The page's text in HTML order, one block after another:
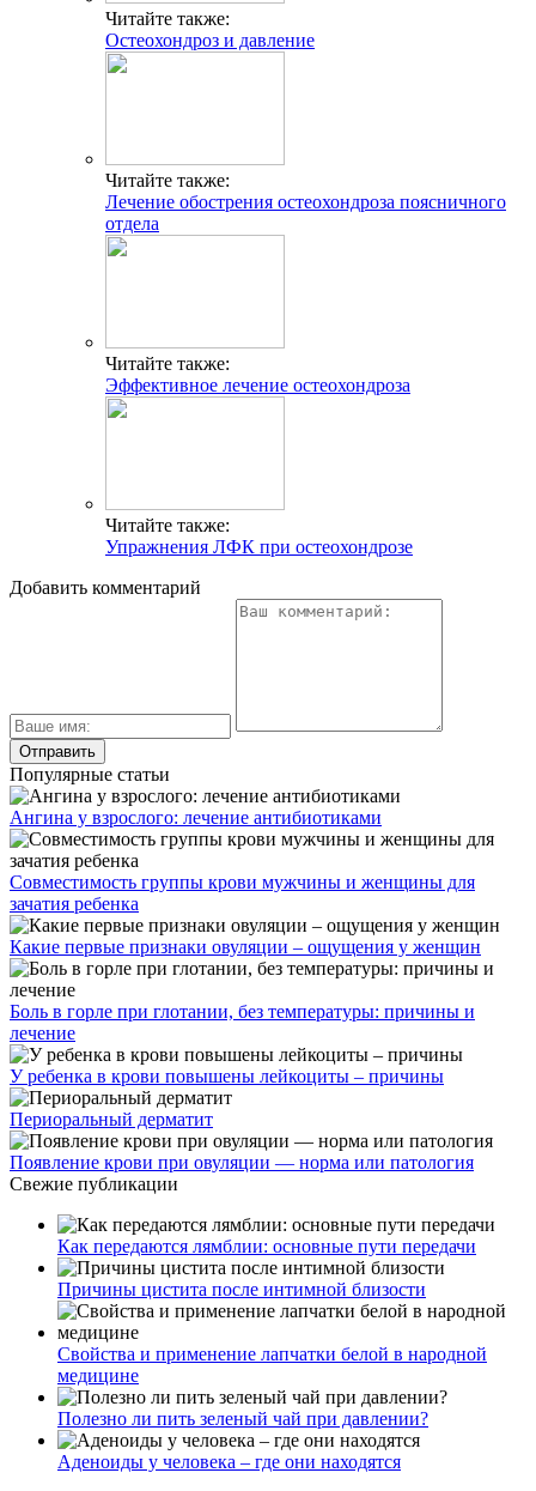
Читайте также:
Остеохондроз и давление
Читайте также:
Лечение обострения остеохондроза поясничного
отдела
Читайте также:
Эффективное лечение остеохондроза
Читайте также:
Упражнения ЛФК при остеохондрозе
Добавить комментарий
Популярные статьи
Ангина у взрослого: лечение антибиотиками
Совместимость группы крови мужчины и женщины для
зачатия ребенка
Какие первые признаки овуляции – ощущения у женщин
Боль в горле при глотании, без температуры: причины и
лечение
У ребенка в крови повышены лейкоциты – причины
Периоральный дерматит
Появление крови при овуляции — норма или патология
Свежие публикации
Как передаются лямблии: основные пути передачи
Причины цистита после интимной близости
Свойства и применение лапчатки белой в народной
медицине
Полезно ли пить зеленый чай при давлении?
Аденоиды у человека – где они находятся